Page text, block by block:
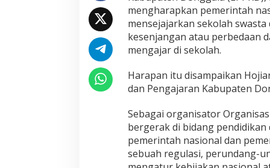
r
k
a
n
S
o
l
h
S
w
a
s
mengharapkan pemerintah
mensejajarkan sekolah
kesenjangan atau perbedaan
mengajar di sekolah.
Harapan itu disampaikan
dan Pengajaran Kabupaten
Sebagai organisator
bergerak di bidang
pemerintah nasional dan
sebuah regulasi, perundang-